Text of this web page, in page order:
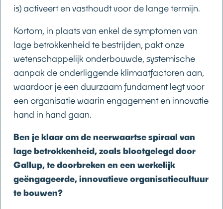
is) activeert en vasthoudt voor de lange termijn.
Kortom, in plaats van enkel de symptomen van
lage betrokkenheid te bestrijden, pakt onze
wetenschappelijk onderbouwde, systemische
aanpak de onderliggende klimaatfactoren aan,
waardoor je een duurzaam fundament legt voor
een organisatie waarin engagement en innovatie
hand in hand gaan.
Ben je klaar om de neerwaartse spiraal van
lage betrokkenheid, zoals blootgelegd door
Gallup, te doorbreken en een werkelijk
geëngageerde, innovatieve organisatiecultuur
te bouwen?